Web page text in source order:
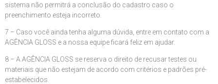
sistema não permitrá a conclusão do cadastro caso o
preenchimento esteja incorreto.
7 – Caso você ainda tenha alguma dúvida, entre em contato com a
AGÊNCIA GLOSS e a nossa equipe ficará feliz em ajudar.
8 – A AGÊNCIA GLOSS se reserva o direito de recusar testes ou
materiais que não estejam de acordo com critérios e padrões pré-
estabelecidos.